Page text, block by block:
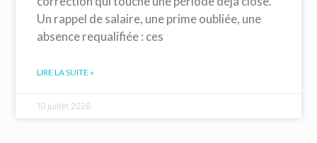
Un rappel de salaire, une prime oubliée, une
absence requalifiée : ces
LIRE LA SUITE »
10 juillet 2026